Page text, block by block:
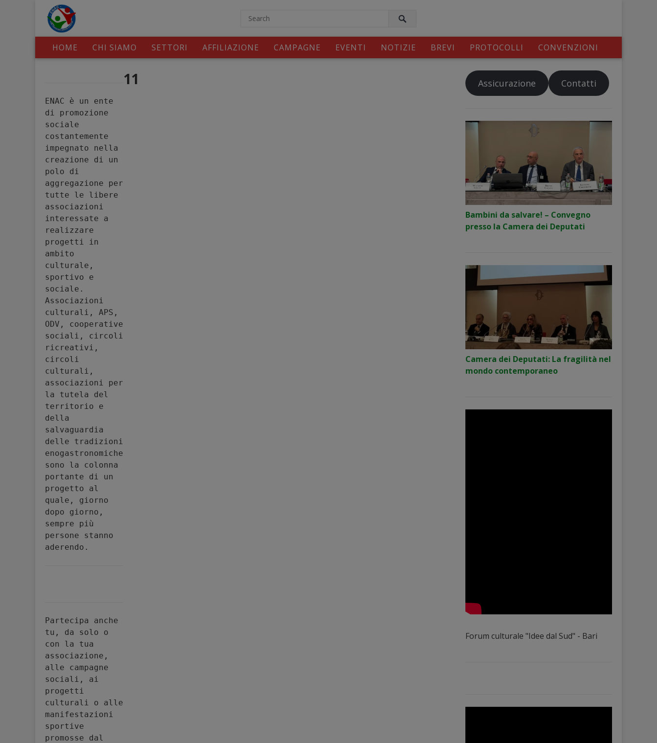
HOME CHI SIAMO SETTORI AFFILIAZIONE CAMPAGNE EVENTI NOTIZIE BREVI PROTOCOLLI CONVENZIONI
ENAC è un ente
di promozione
sociale
costantemente
impegnato nella
creazione di un
polo di
aggregazione per
tutte le libere
associazioni
interessate a
realizzare
progetti in
ambito
culturale,
sportivo e
sociale.
Associazioni
culturali, APS,
ODV, cooperative
sociali, circoli
ricreativi,
circoli
culturali,
associazioni per
la tutela del
territorio e
della
salvaguardia
delle tradizioni
enogastronomiche
sono la colonna
portante di un
progetto al
quale, giorno
dopo giorno,
sempre più
persone stanno
aderendo.
Partecipa anche
tu, da solo o
con la tua
associazione,
alle campagne
sociali, ai
progetti
culturali o alle
manifestazioni
sportive
promosse dal
11 Assicurazione Contatti
Bambini da salvare! – Convegno
presso la Camera dei Deputati
Camera dei Deputati: La fragilità nel
mondo contemporaneo
Forum culturale "Idee dal Sud" - Bari